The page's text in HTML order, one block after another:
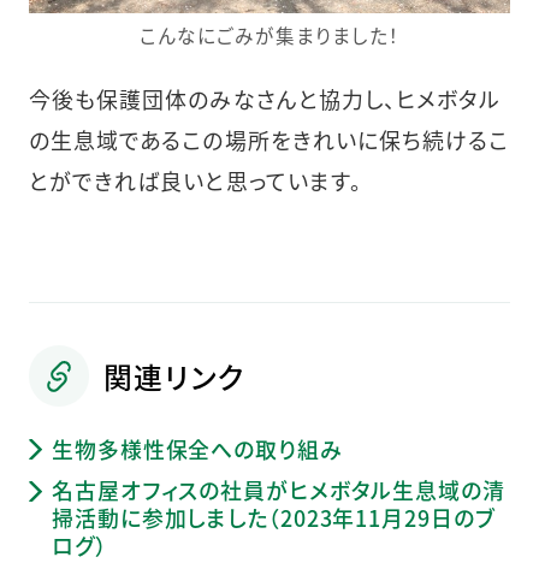
こんなにごみが集まりました！
今後も保護団体のみなさんと協力し、ヒメボタル
の生息域であるこの場所をきれいに保ち続けるこ
とができれば良いと思っています。
関連リンク
生物多様性保全への取り組み
名古屋オフィスの社員がヒメボタル生息域の清
掃活動に参加しました（2023年11月29日のブ
ログ）